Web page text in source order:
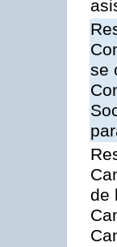
se
de